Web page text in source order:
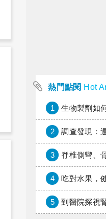
熱門點閱 Hot
1 生物製劑如何幫發炎性腸道疾病
2 調查發現：
3 脊椎側彎、骨盆
4 吃對水果，
5 到醫院探視腎